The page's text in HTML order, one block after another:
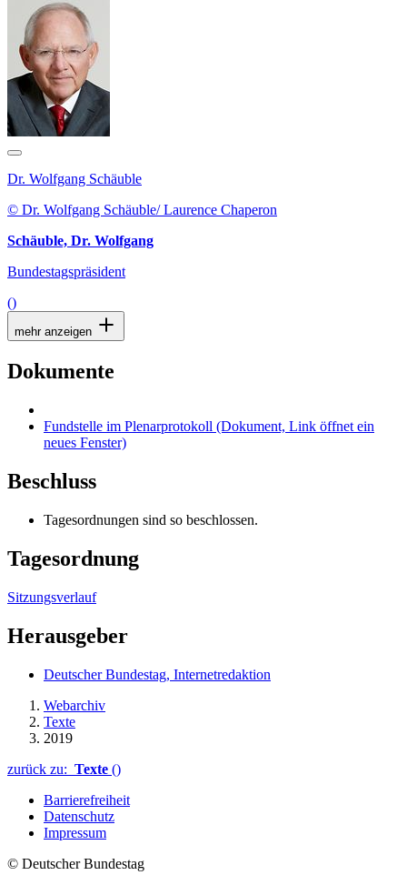
Dr. Wolfgang Schäuble
© Dr. Wolfgang Schäuble/ Laurence Chaperon
Schäuble, Dr. Wolfgang
Bundestagspräsident
()
mehr anzeigen
Dokumente
Fundstelle im Plenarprotokoll (Dokument, Link öffnet ein
neues Fenster)
Beschluss
Tagesordnungen sind so beschlossen.
Tagesordnung
Sitzungsverlauf
Herausgeber
Deutscher Bundestag, Internetredaktion
Webarchiv
Texte
2019
zurück zu: Texte ()
Barrierefreiheit
Datenschutz
Impressum
© Deutscher Bundestag